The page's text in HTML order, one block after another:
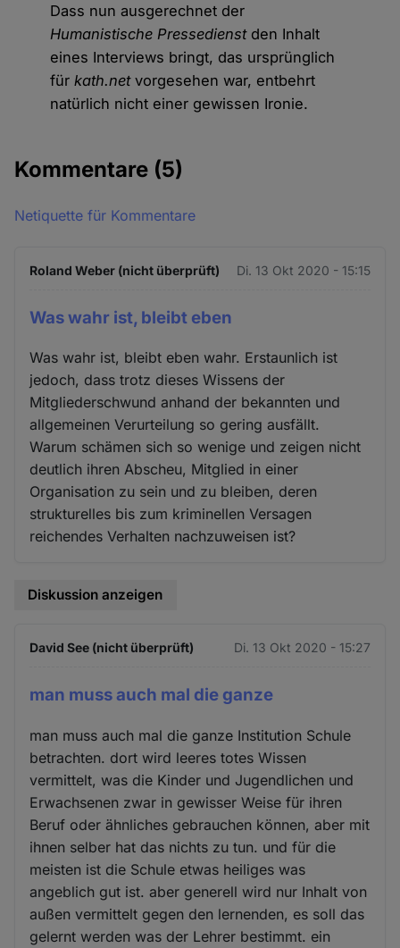
Dass nun ausgerechnet der
Humanistische Pressedienstden Inhalt
eines Interviews bringt, das ursprünglich
fürkath.netvorgesehen war, entbehrt
natürlich nicht einer gewissen Ironie.
Kommentare (5)
Netiquette für Kommentare
Roland Weber (nicht überprüft) Di. 13 Okt 2020 - 15:15
Was wahr ist, bleibt eben
Was wahr ist, bleibt eben wahr. Erstaunlich ist
jedoch, dass trotz dieses Wissens der
Mitgliederschwund anhand der bekannten und
allgemeinen Verurteilung so gering ausfällt.
Warum schämen sich so wenige und zeigen nicht
deutlich ihren Abscheu, Mitglied in einer
Organisation zu sein und zu bleiben, deren
strukturelles bis zum kriminellen Versagen
reichendes Verhalten nachzuweisen ist?
Diskussion anzeigen
David See (nicht überprüft) Di. 13 Okt 2020 - 15:27
man muss auch mal die ganze
man muss auch mal die ganze Institution Schule
betrachten. dort wird leeres totes Wissen
vermittelt, was die Kinder und Jugendlichen und
Erwachsenen zwar in gewisser Weise für ihren
Beruf oder ähnliches gebrauchen können, aber mit
ihnen selber hat das nichts zu tun. und für die
meisten ist die Schule etwas heiliges was
angeblich gut ist. aber generell wird nur Inhalt von
außen vermittelt gegen den lernenden, es soll das
gelernt werden was der Lehrer bestimmt. ein